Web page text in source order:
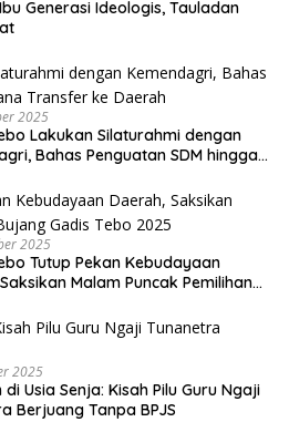
Generasi Ideologis, Tauladan
2025
Lakukan Silaturahmi dengan
Bahas Penguatan SDM hingga
2025
Tutup Pekan Kebudayaan
Malam Puncak Pemilihan
2025
Usia Senja: Kisah Pilu Guru Ngaji
Berjuang Tanpa BPJS